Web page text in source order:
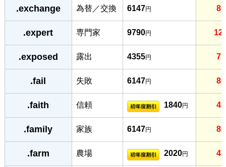
.exchange 為替／交換 6147円
.expert 専門家 9790円
.exposed 露出 4355円
.fail 失敗 6147円
.faith 信頼 1840円
.family 家族 6147円
.farm 農場 2020円